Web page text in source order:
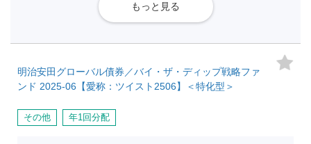
もっと見る
明治安田グローバル債券／バイ・ザ・ディップ戦略ファ
ンド 2025-06【愛称：ツイスト2506】＜特化型＞
その他 年1回分配